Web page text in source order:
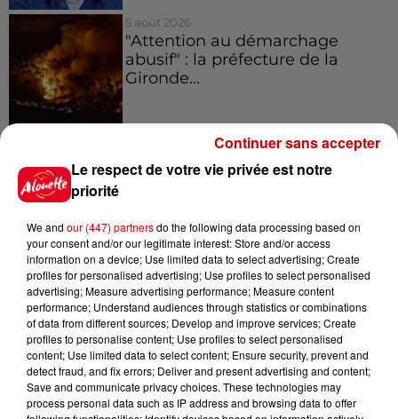
5 août 2026
"Attention au démarchage
abusif" : la préfecture de la
Gironde...
À LA UNE : incendie à La
Rochelle, mégaferme de
Jeux Voir plus
Gagnez vos places pour le
Festival du Roi Arthur 2026 !
Le respect de votre vie privée est notre
priorité
We and our (447) partnersdo the following data processing based on
your consent and/or our legitimate interest: Store and/or access
information on a device; Use limited data to select advertising; Create
profiles for personalised advertising; Use profiles to select personalised
advertising; Measure advertising performance; Measure content
performance; Understand audiences through statistics or combinations
of data from different sources; Develop and improve services; Create
profiles to personalise content; Use profiles to select personalised
content; Use limited data to select content; Ensure security, prevent and
detect fraud, and fix errors; Deliver and present advertising and content;
Save and communicate privacy choices. These technologies may
process personal data such as IP address and browsing data to offer
Continuer sans accepter